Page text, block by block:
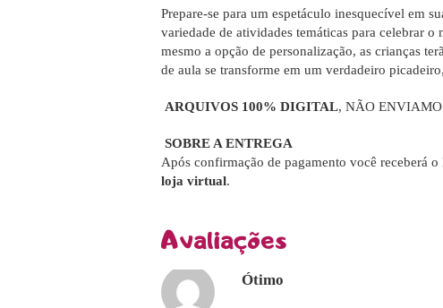
Prepare-se para um espetáculo inesquecível em
variedade de atividades temáticas para celebrar
mesmo a opção de personalização, as crianças
de aula se transforme em um verdadeiro
ARQUIVOS 100% DIGITAL, NÃO
SOBRE A ENTREGA
Após confirmação de pagamento você receberá
loja virtual.
Avaliações
Ótimo